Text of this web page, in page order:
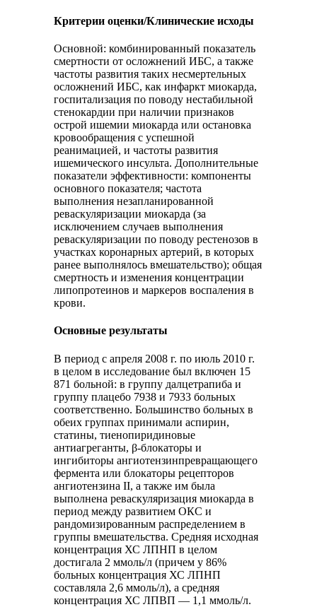
Критерии оценки/Клинические исходы
Основной: комбинированный показатель
смертности от осложнений ИБС, а также
частоты развития таких несмертельных
осложнений ИБС, как инфаркт миокарда,
госпитализация по поводу нестабильной
стенокардии при наличии признаков
острой ишемии миокарда или остановка
кровообращения с успешной
реанимацией, и частоты развития
ишемического инсульта. Дополнительные
показатели эффективности: компоненты
основного показателя; частота
выполнения незапланированной
реваскуляризации миокарда (за
исключением случаев выполнения
реваскуляризации по поводу рестенозов в
участках коронарных артерий, в которых
ранее выполнялось вмешательство); общая
смертность и изменения концентрации
липопротеинов и маркеров воспаления в
крови.
Основные результаты
В период с апреля 2008 г. по июль 2010 г.
в целом в исследование был включен 15
871 больной: в группу далцетрапиба и
группу плацебо 7938 и 7933 больных
соответственно. Большинство больных в
обеих группах принимали аспирин,
статины, тиенопиридиновые
антиагреганты, β-блокаторы и
ингибиторы ангиотензинпревращающего
фермента или блокаторы рецепторов
ангиотензина II, а также им была
выполнена реваскуляризация миокарда в
период между развитием ОКС и
рандомизированным распределением в
группы вмешательства. Средняя исходная
концентрация ХС ЛПНП в целом
достигала 2 ммоль/л (причем у 86%
больных концентрация ХС ЛПНП
составляла 2,6 ммоль/л), а средняя
концентрация ХС ЛПВП — 1,1 ммоль/л.